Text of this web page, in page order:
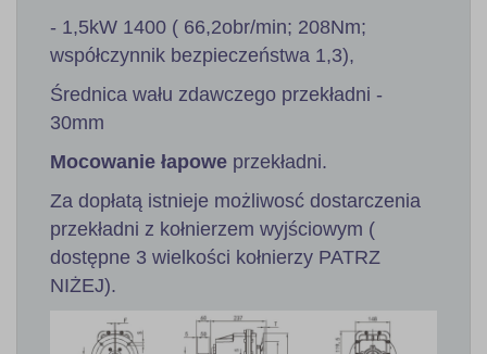
- 1,5kW 1400 ( 66,2obr/min; 208Nm;
współczynnik bezpieczeństwa 1,3),
Średnica wału zdawczego przekładni -
30mm
Mocowanie łapowe przekładni.
Za dopłatą istnieje możliwosć dostarczenia
przekładni z kołnierzem wyjściowym (
dostępne 3 wielkości kołnierzy PATRZ
NIŻEJ).